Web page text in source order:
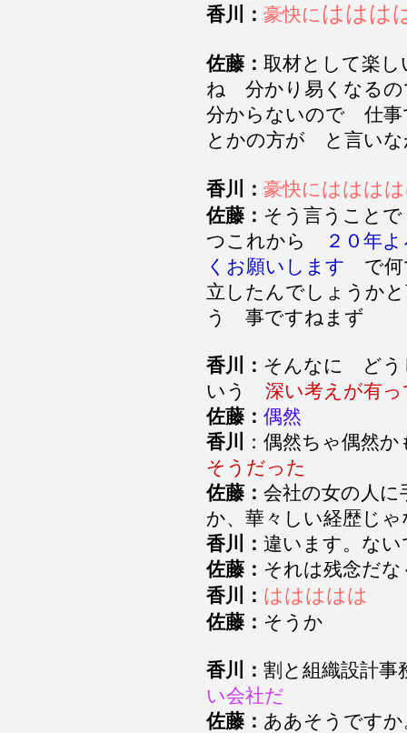
香川： 豪快にははは
佐藤： 取材として楽
ね 分かり易くなる
分からないので 仕事
とかの方が と言い
香川： 豪快にははは
佐藤： そう言うこと
つこれから
２０年
くお願いします で何
立したんでしょうか
う 事ですねまず
香川： そんなに どう
いう
深い考えが有っ
佐藤： 偶然
香川
：偶然ちゃ偶然
そうだった
佐藤： 会社の女の人
か、華々しい経歴じ
香川： 違います。な
佐藤： それは残念だな
香川： ははははは
佐藤： そうか
香川： 割と組織設計
い会社だ
佐藤： ああそうです